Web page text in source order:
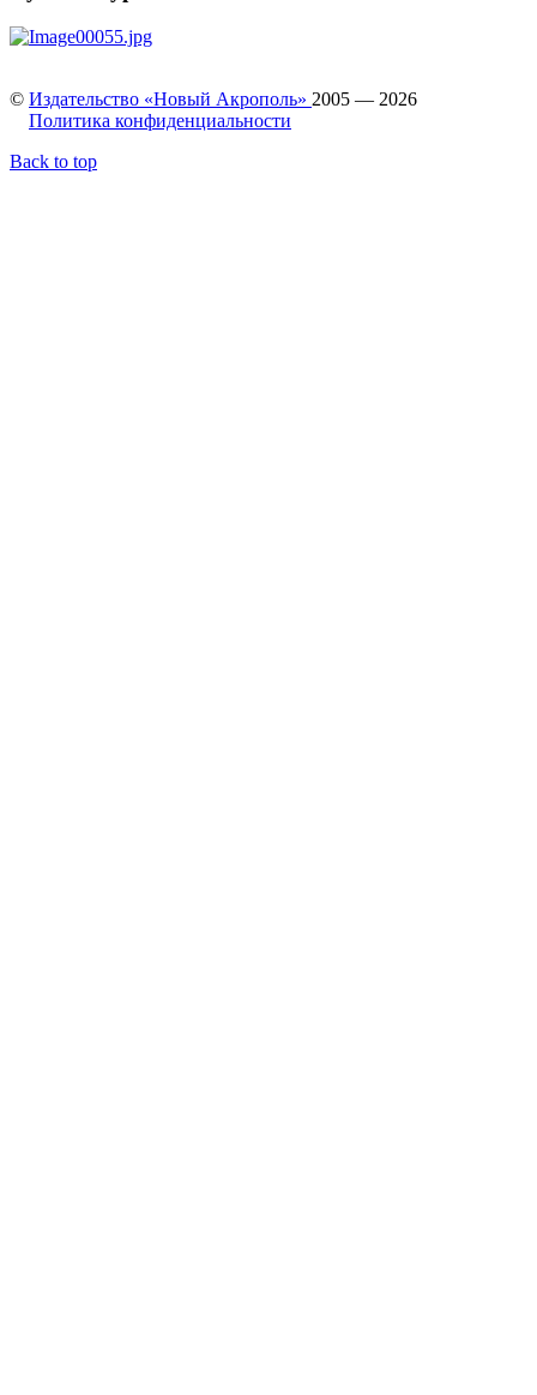
© Издательство «Новый Акрополь» 2005 — 2026
Политика конфиденциальности
Back to top